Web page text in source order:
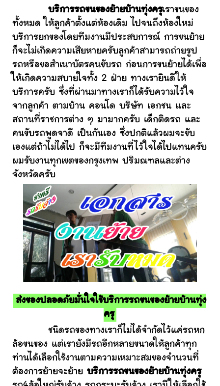
บริการรถขนของย้ายบ้านทุ่งครุเราขนของ
ทั้งหมด ให้ลูกค้าตั้งแต่ห้องเดิม ไปจนถึงห้องใหม่
บริการยกของโดยทีมงานมีประสบการณ์ การขนย้าย
ก็จะไม่เกิดความเสียหายครับลูกค้าสามารถถ่ายรูป
รถหรือขอสำเนาบัตรคนขับรถ ก่อนการขนย้ายได้เพื่อ
ให้เกิดความสบายใจทั้ง 2 ฝ่าย ทางเรายินดีให้
บริการครับ ซึ่งที่ผ่านมาทางเราก็ได้รับความไว้ใจ
จากลูกค้า ตามบ้าน คอนโด บริษัท เอกชน และ
สถานที่ราชการต่าง ๆ มามากครับ เด็กติดรถ และ
คนขับรถพูดจาดี เป็นกันเอง ซึ่งปกติแล้วผมจะขับ
เองแต่ถ้าไม่ได้ไป ก็จะมีทีมงานที่ไว้ใจได้ไปแทนครับ
ผมรับงานทุกเขตของกรุงเทพ ปริมณฑลและต่าง
จังหวัดครับ
ส่งของปลอดภัยมั่นใจใช้บริการรถขนของย้ายบ้านทุ่ง
ครุ
ชนิดรถของทางเราก็ไม่ได้จำกัดไว้แค่รถหก
ล้อขนของ แต่เรายังมีรถอีกหลายขนาดให้ลูกค้าทุก
ท่านได้เลือกใช้งานตามความเหมาะสมของจำนวนที่
ต้องการย้ายจะย้ายบริการรถขนของย้ายบ้านทุ่งครุ